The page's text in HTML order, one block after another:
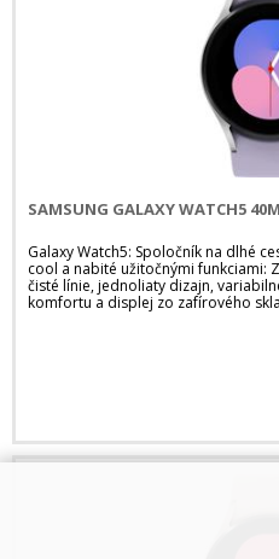
SAMSUNG GALAXY WATCH5
Galaxy Watch5: Spoločník na dlhé
cool a nabité užitočnými funkciami:
čisté línie, jednoliaty dizajn,
komfortu a displej zo zafírového